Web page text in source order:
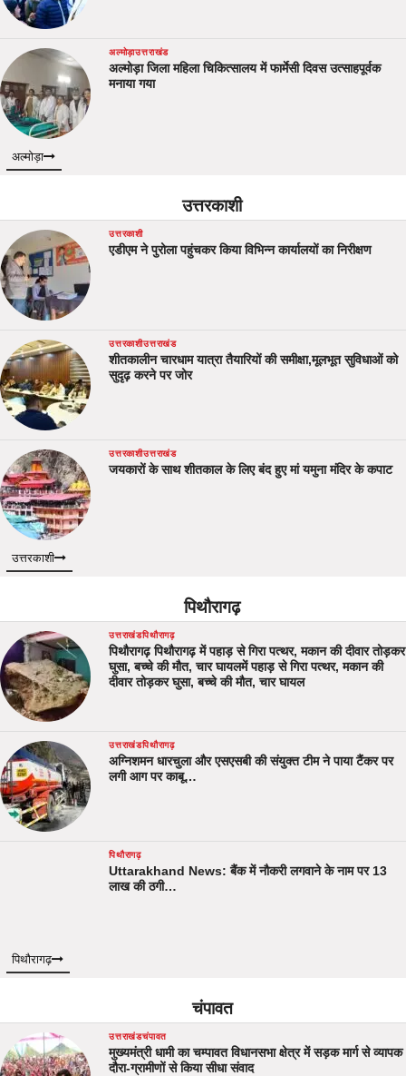
अल्मोड़ाउत्तराखंड
अल्मोड़ा जिला महिला चिकित्सालय में फार्मेसी दिवस उत्साहपूर्वक
मनाया गया
अल्मोड़ा
उत्तरकाशी
उत्तरकाशी
एडीएम ने पुरोला पहुंचकर किया विभिन्न कार्यालयों का निरीक्षण
उत्तरकाशीउत्तराखंड
शीतकालीन चारधाम यात्रा तैयारियों की समीक्षा,मूलभूत सुविधाओं को
सुदृढ़ करने पर जोर
उत्तरकाशीउत्तराखंड
जयकारों के साथ शीतकाल के लिए बंद हुए मां यमुना मंदिर के कपाट
उत्तरकाशी
पिथौरागढ़
उत्तराखंडपिथौरागढ़
पिथौरागढ़ पिथौरागढ़ में पहाड़ से गिरा पत्थर, मकान की दीवार तोड़कर
घुसा, बच्चे की मौत, चार घायलमें पहाड़ से गिरा पत्थर, मकान की
दीवार तोड़कर घुसा, बच्चे की मौत, चार घायल
उत्तराखंडपिथौरागढ़
अग्निशमन धारचुला और एसएसबी की संयुक्त टीम ने पाया टैंकर पर
लगी आग पर काबू…
पिथौरागढ़
Uttarakhand News: बैंक में नौकरी लगवाने के नाम पर 13
लाख की ठगी…
पिथौरागढ़
चंपावत
उत्तराखंडचंपावत
मुख्यमंत्री धामी का चम्पावत विधानसभा क्षेत्र में सड़क मार्ग से व्यापक
दौरा-ग्रामीणों से किया सीधा संवाद